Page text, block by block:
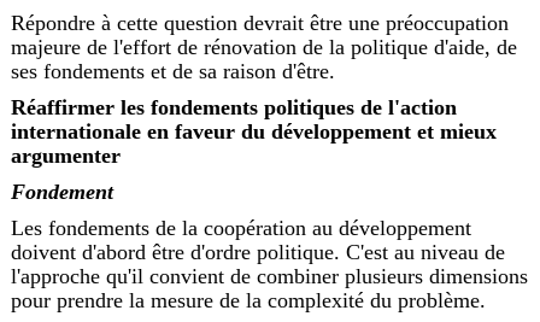
Répondre à cette question devrait être une préoccupation
majeure de l'effort de rénovation de la politique d'aide, de
ses fondements et de sa raison d'être.
Réaffirmer les fondements politiques de l'action
internationale en faveur du développement et mieux
argumenter
Fondement
Les fondements de la coopération au développement
doivent d'abord être d'ordre politique. C'est au niveau de
l'approche qu'il convient de combiner plusieurs dimensions
pour prendre la mesure de la complexité du problème.